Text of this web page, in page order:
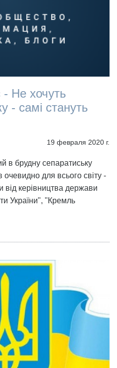
- Не хочуть
- самі стануть
19 февраля 2020 г.
в брудну сепаратиську
очевидно для всього світу -
від керівництва держави
України", "Кремль